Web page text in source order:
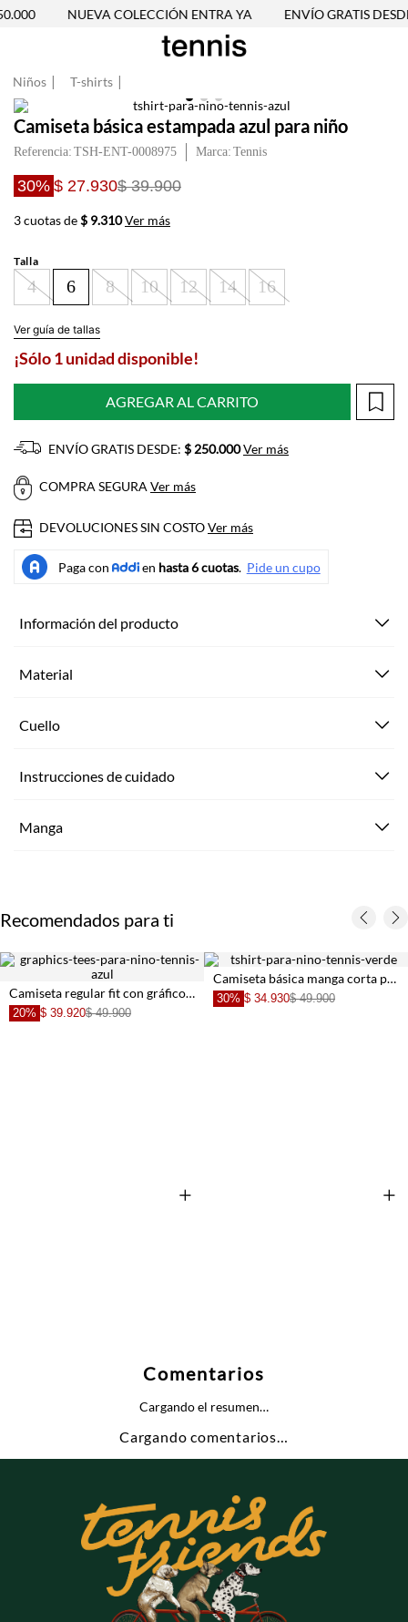
NUEVA COLECCIÓN ENTRA YA ENVÍO GRATIS
Niños T-shirts
Camiseta básica estampada azul para niño
Referencia: TSH-ENT-0008975 Tennis
30% $ 27.930$ 39.900
3 cuotas de$ 9.310Ver más
Talla
4 6 8 10 12 14 16
Ver guía de tallas
¡Sólo 1 unidad disponible!
AGREGAR AL CARRITO
ENVÍO GRATIS DESDE: $ 250.000Ver más
COMPRA SEGURA Ver más
DEVOLUCIONES SIN COSTOVer más
Información del producto
Material
Cuello
Instrucciones de cuidado
Manga
Recomendados para ti
Camiseta regular fit con gráfico Surf Club en algodón azul cielo para niño
49.900
Camiseta básica manga corta para niño con detalle frontal
30% $ 34.930 $ 49.900 30%
Comentarios
Cargando el resumen…
Cargando comentarios…